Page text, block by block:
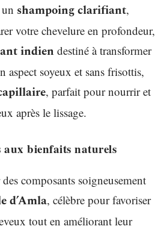
shampoing clarifiant,
votre chevelure en profondeur,
indien destiné à transformer
aspect soyeux et sans frisottis,
, parfait pour nourrir et
après le lissage.
aux bienfaits naturels
composants soigneusement
d’Amla, célèbre pour favoriser
tout en améliorant leur